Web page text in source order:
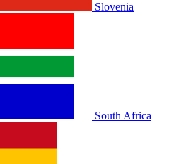
Slovenia
South Africa